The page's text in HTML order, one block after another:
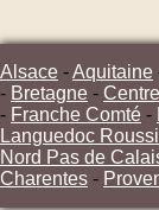
Alsace -Aquitaine
- Bretagne - Centre
- Franche Comté -
Languedoc
Nord Pas de
Charentes -